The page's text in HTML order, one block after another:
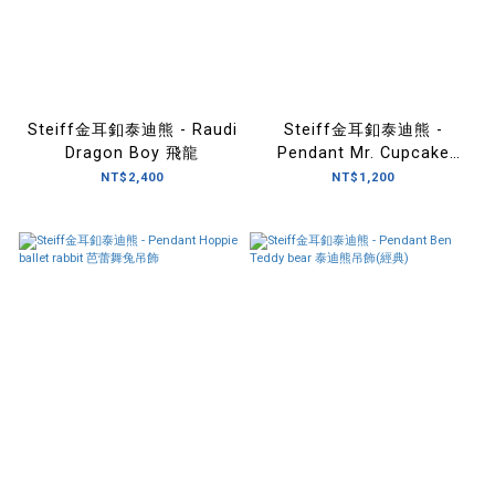
Steiff金耳釦泰迪熊 - Raudi
Dragon Boy 飛龍
NT$2,400
Steiff金耳釦泰迪熊 -
Pendant Mr. Cupcake
Rabbit Beige 兔子吊飾(米)
NT$1,200